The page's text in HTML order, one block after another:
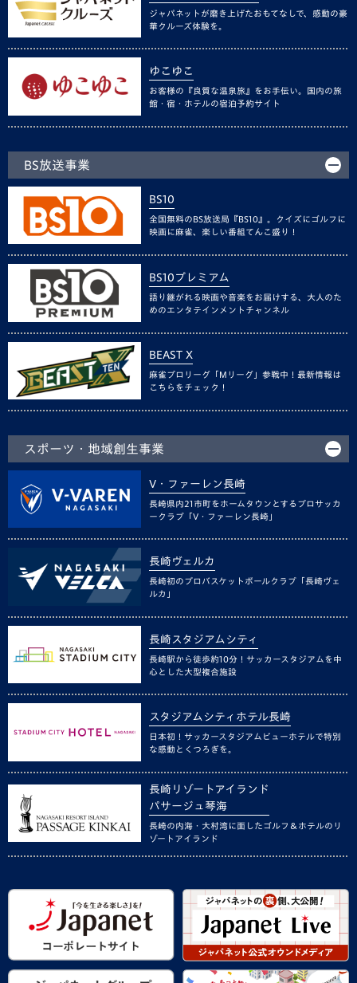
ジャパネットが磨き上げたおもてなしで、感動の豪
華クルーズ体験を。
ゆこゆこ
お客様の『良質な温泉旅』をお手伝い。国内の旅
館・宿・ホテルの宿泊予約サイト
BS放送事業
BS10
全国無料のBS放送局『BS10』。クイズにゴルフに
映画に麻雀、楽しい番組てんこ盛り！
BS10プレミアム
語り継がれる映画や音楽をお届けする、大人のた
めのエンタテインメントチャンネル
BEAST X
麻雀プロリーグ「Mリーグ」参戦中！最新情報は
こちらをチェック！
スポーツ・地域創生事業
V・ファーレン長崎
長崎県内21市町をホームタウンとするプロサッカ
ークラブ「V・ファーレン長崎」
長崎ヴェルカ
長崎初のプロバスケットボールクラブ「長崎ヴェ
ルカ」
長崎スタジアムシティ
長崎駅から徒歩約10分！サッカースタジアムを中
心とした大型複合施設
スタジアムシティホテル長崎
日本初！サッカースタジアムビューホテルで特別
な感動とくつろぎを。
長崎リゾートアイランド
パサージュ琴海
長崎の内海・大村湾に面したゴルフ＆ホテルのリ
ゾートアイランド